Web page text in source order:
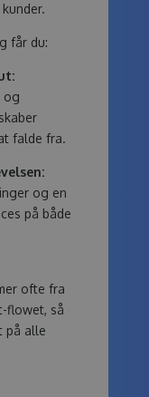
får du:
og
falde fra.
og en
på både
ofte fra
flowet, så
på alle